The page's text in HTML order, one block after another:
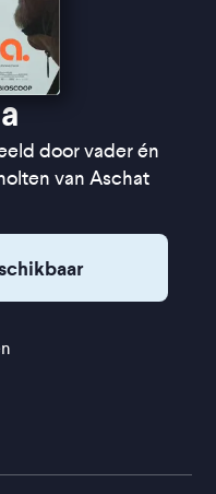
door vader én
van Aschat